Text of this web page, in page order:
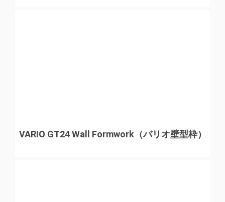
VARIO GT24 Wall Formwork（バリオ壁型枠）